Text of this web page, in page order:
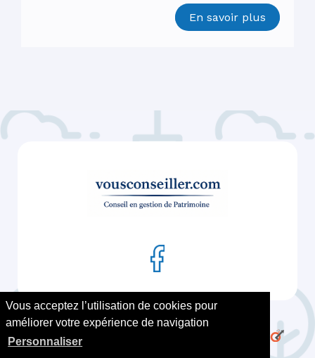
Vous acceptez l’utilisation de cookies pour
améliorer votre expérience de navigation
Personnaliser
En savoir plus
Zones desservies Archives
Actualités
Services